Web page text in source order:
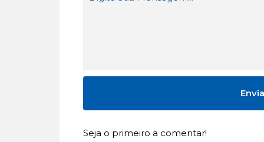
Seja o primeiro a comentar!